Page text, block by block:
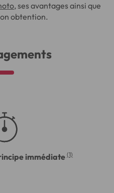
, ses avantages ainsi que
obtention.
immédiate (1)